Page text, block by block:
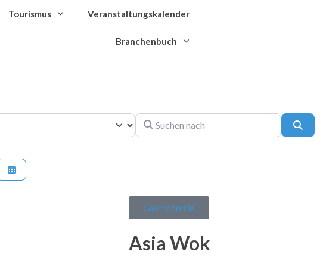
Tourismus Veranstaltungskalender
Branchenbuch
Suchen nach
Gastronomie
Asia Wok